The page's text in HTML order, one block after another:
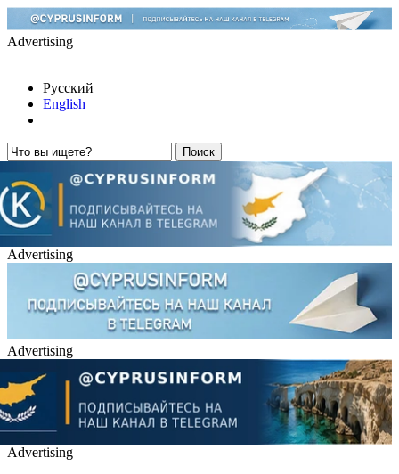
Advertising
Русский
English
Advertising
Advertising
Advertising